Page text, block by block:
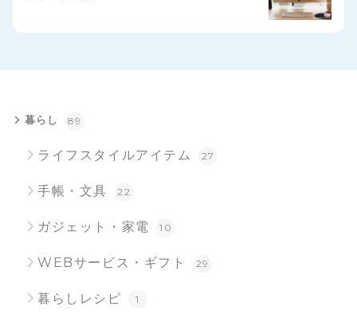
暮らし 89
ライフスタイルアイテム 27
手帳・文具 22
ガジェット・家電 10
WEBサービス・ギフト 29
暮らしレシピ 1